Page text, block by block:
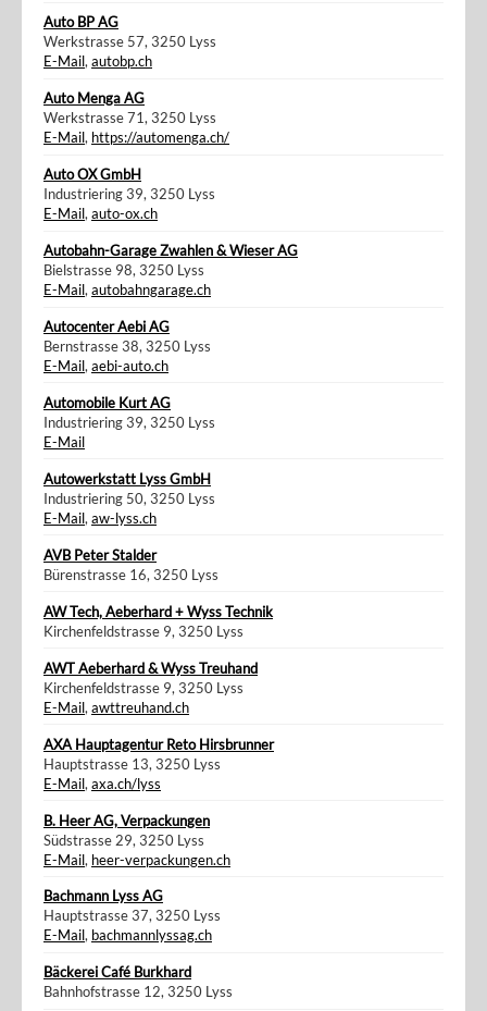
Auto BP AG
Werkstrasse 57, 3250 Lyss
E-Mail, autobp.ch
Auto Menga AG
Werkstrasse 71, 3250 Lyss
E-Mail, https://automenga.ch/
Auto OX GmbH
Industriering 39, 3250 Lyss
E-Mail, auto-ox.ch
Autobahn-Garage Zwahlen & Wieser AG
Bielstrasse 98, 3250 Lyss
E-Mail, autobahngarage.ch
Autocenter Aebi AG
Bernstrasse 38, 3250 Lyss
E-Mail, aebi-auto.ch
Automobile Kurt AG
Industriering 39, 3250 Lyss
E-Mail
Autowerkstatt Lyss GmbH
Industriering 50, 3250 Lyss
E-Mail, aw-lyss.ch
AVB Peter Stalder
Bürenstrasse 16, 3250 Lyss
AW Tech, Aeberhard + Wyss Technik
Kirchenfeldstrasse 9, 3250 Lyss
AWT Aeberhard & Wyss Treuhand
Kirchenfeldstrasse 9, 3250 Lyss
E-Mail, awttreuhand.ch
AXA Hauptagentur Reto Hirsbrunner
Hauptstrasse 13, 3250 Lyss
E-Mail, axa.ch/lyss
B. Heer AG, Verpackungen
Südstrasse 29, 3250 Lyss
E-Mail, heer-verpackungen.ch
Bachmann Lyss AG
Hauptstrasse 37, 3250 Lyss
E-Mail, bachmannlyssag.ch
Bäckerei Café Burkhard
Bahnhofstrasse 12, 3250 Lyss